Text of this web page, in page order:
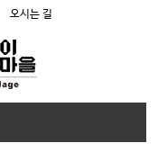
오시는 길